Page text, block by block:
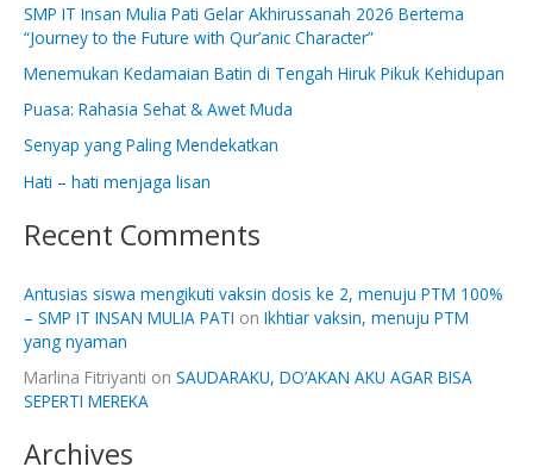
c
h
f
o
r
:
SMP IT Insan Mulia Pati Gelar Akhirussanah 2026 Bertema
“Journey to the Future with Qur’anic Character”
Menemukan Kedamaian Batin di Tengah Hiruk Pikuk Kehidupan
Puasa: Rahasia Sehat & Awet Muda
Senyap yang Paling Mendekatkan
Hati – hati menjaga lisan
Recent Comments
Antusias siswa mengikuti vaksin dosis ke 2, menuju PTM 100%
– SMP IT INSAN MULIA PATI on Ikhtiar vaksin, menuju PTM
yang nyaman
Marlina Fitriyanti on SAUDARAKU, DO’AKAN AKU AGAR BISA
SEPERTI MEREKA
Archives